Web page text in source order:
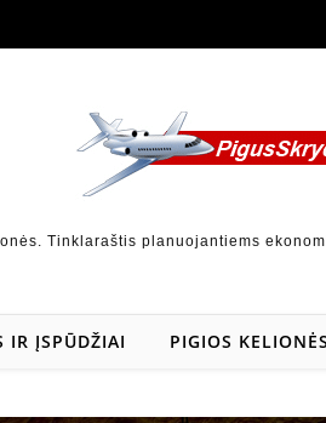
Tinklaraštis planuojantiems
IR ĮSPŪDŽIAI PIGIOS